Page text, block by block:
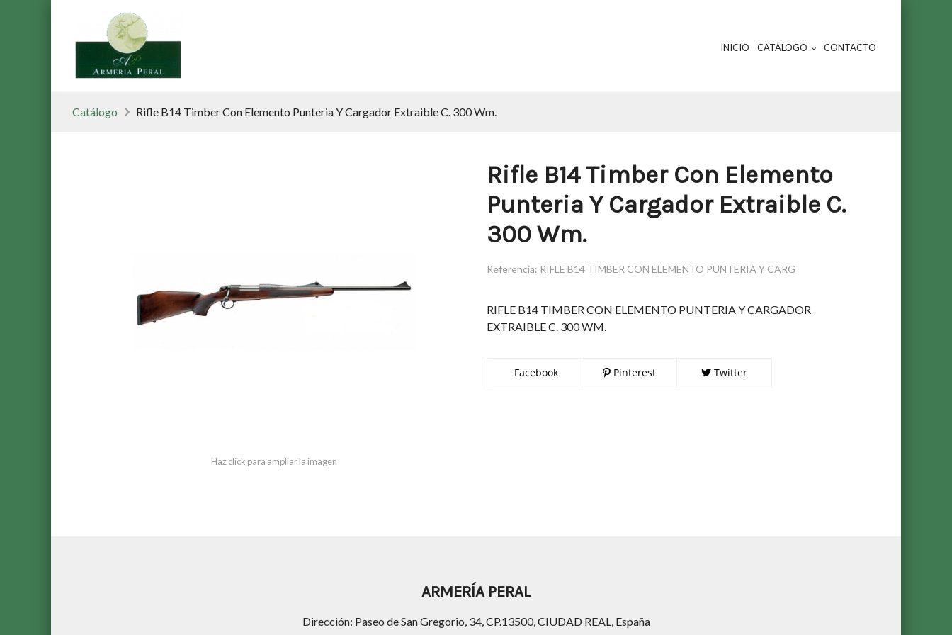
INICIO CATÁLOGO CONTACTO
Catálogo Rifle B14 Timber Con Elemento Punteria Y Cargador Extraible C. 300 Wm.
Haz click para ampliar la imagen
Rifle B14 Timber Con Elemento
Punteria Y Cargador Extraible C.
300 Wm.
Referencia: RIFLE B14 TIMBER CON ELEMENTO PUNTERIA Y CARG
RIFLE B14 TIMBER CON ELEMENTO PUNTERIA Y CARGADOR
EXTRAIBLE C. 300 WM.
Facebook Pinterest Twitter
ARMERÍA PERAL
Dirección: Paseo de San Gregorio, 34, CP.13500, CIUDAD REAL, España